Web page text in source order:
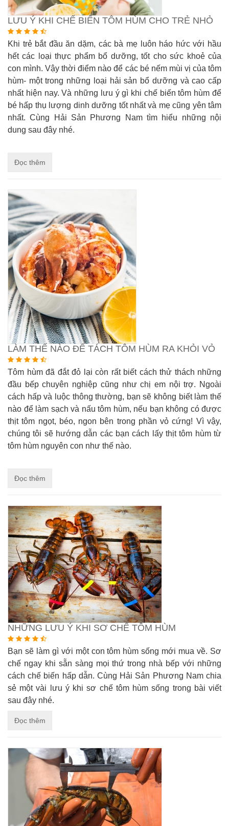
LƯU Ý KHI CHẾ BIẾN TÔM HÙM CHO TRẺ NHỎ
Khi trẻ bắt đầu ăn dặm, các bà mẹ luôn háo hức với hầu
hết các loại thực phẩm bổ dưỡng, tốt cho sức khoẻ của
con mình. Vậy thời điểm nào để các bé nếm mùi vị của tôm
hùm- một trong những loại hải sản bổ dưỡng và cao cấp
nhất hiện nay. Và những lưu ý gì khi chế biến tôm hùm để
bé hấp thụ lượng dinh dưỡng tốt nhất và mẹ cũng yên tâm
nhất. Cùng Hải Sản Phương Nam tìm hiểu những nội
dung sau đây nhé.
Đọc thêm
LÀM THẾ NÀO ĐỂ TÁCH TÔM HÙM RA KHỎI VỎ
Tôm hùm đã đắt đỏ lại còn rất biết cách thử thách những
đầu bếp chuyên nghiệp cũng như chị em nội trợ. Ngoài
cách hấp và luộc thông thường, bạn sẽ không biết làm thế
nào để làm sạch và nấu tôm hùm, nếu bạn không có được
thịt tôm ngọt, béo, ngon bên trong phần vỏ cứng! Vì vậy,
chúng tôi sẽ hướng dẫn các bạn cách lấy thịt tôm hùm từ
tôm hùm nguyên con như thế nào.
Đọc thêm
NHỮNG LƯU Ý KHI SƠ CHẾ TÔM HÙM
Bạn sẽ làm gì với một con tôm hùm sống mới mua về. Sơ
chế ngay khi sẵn sàng mọi thứ trong nhà bếp với những
cách chế biến hấp dẫn. Cùng Hải Sản Phương Nam chia
sẻ một vài lưu ý khi sơ chế tôm hùm sống trong bài viết
sau đây nhé.
Đọc thêm